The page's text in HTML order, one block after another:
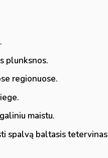
plunksnos.
regionuose.
maistu.
spalvą baltasis